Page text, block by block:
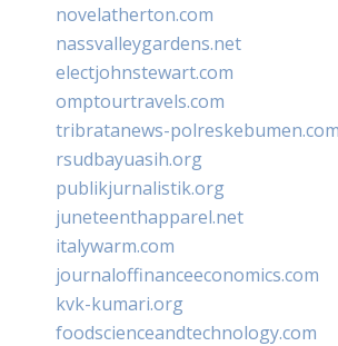
novelatherton.com
nassvalleygardens.net
electjohnstewart.com
omptourtravels.com
tribratanews-polreskebumen.com
rsudbayuasih.org
publikjurnalistik.org
juneteenthapparel.net
italywarm.com
journaloffinanceeconomics.com
kvk-kumari.org
foodscienceandtechnology.com